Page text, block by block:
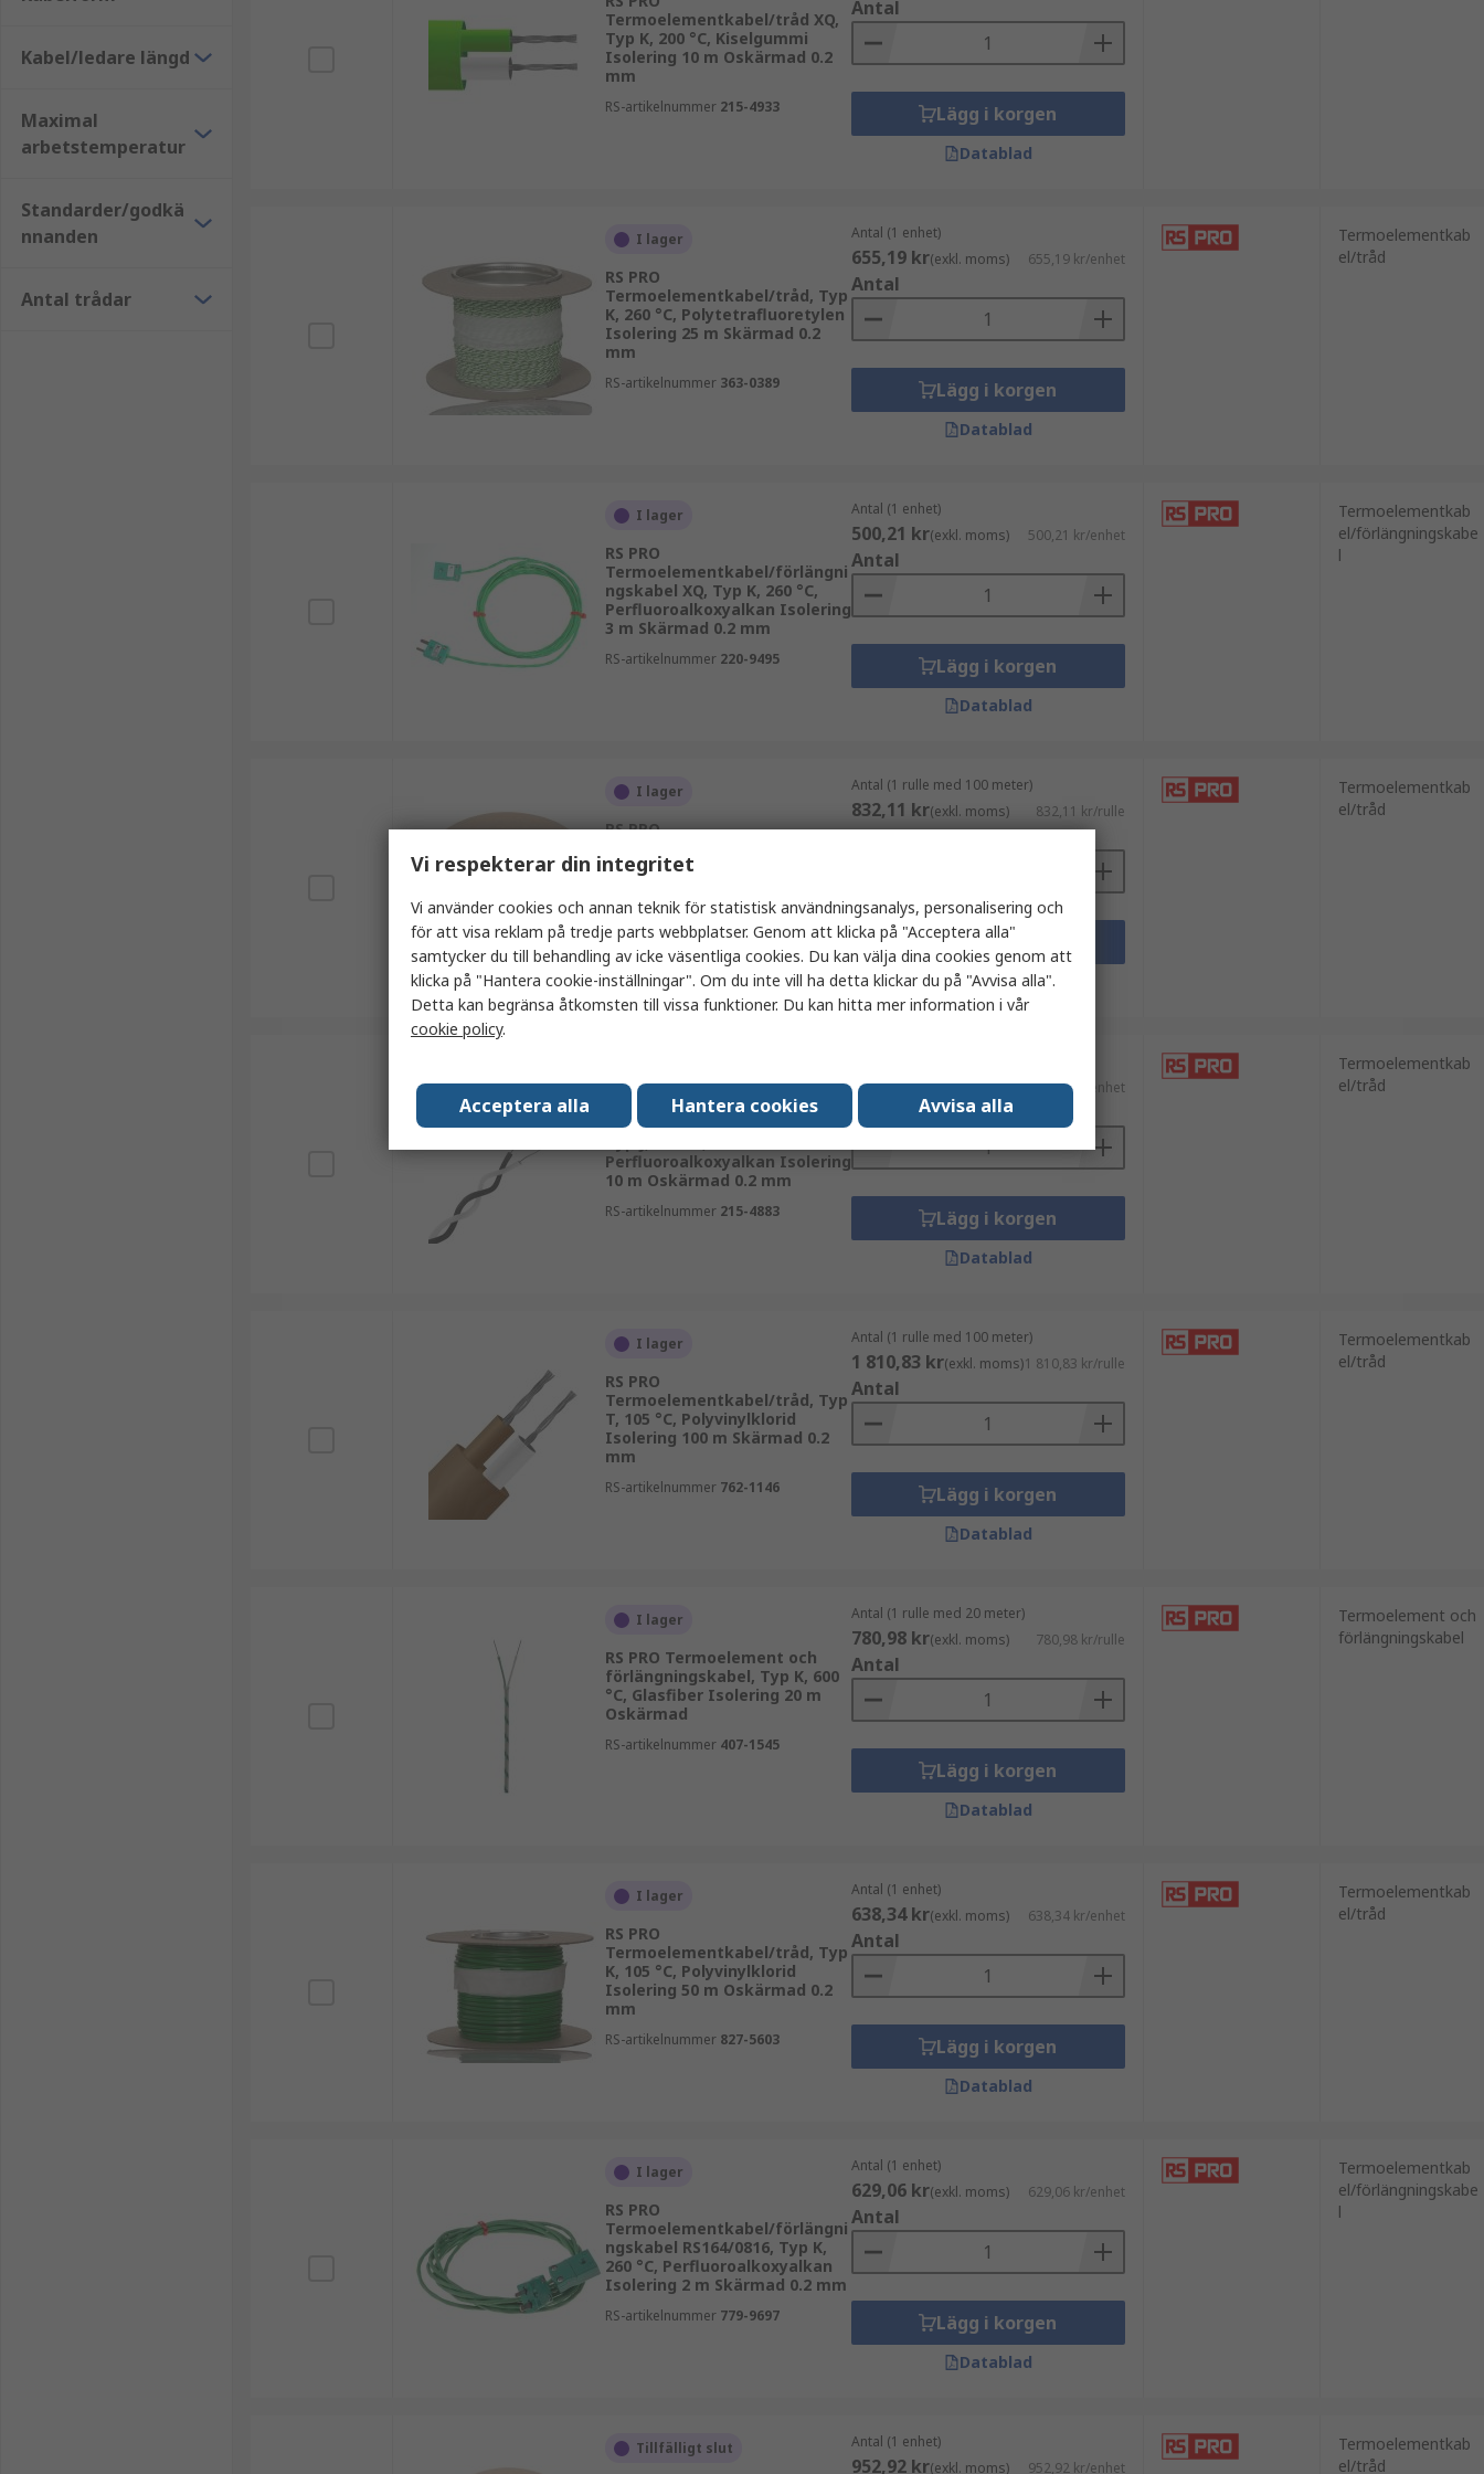
Termoelementförlängningskabel är effektiv för förlängningsändamål i termoelementtillämpningar, även om termoelementförlängningskabel inte kan
Bläddra genom vårt breda utbud av termoelementförlängningskabelerbjudanden och beställ idag för leverans nästa dag.
Kabel/ledare längd
Maximal
arbetstemperatur
Standarder/godkä
nnanden
Antal trådar
Termoelementkabel/tråd XQ,
Typ K, 200 °C, Kiselgummi
Isolering 10 m Oskärmad 0.2
mm
RS-artikelnummer 215-4933
Antal
Lägg i korgen
Datablad
I lager
RS PRO
Termoelementkabel/tråd, Typ
K, 260 °C, Polytetrafluoretylen
Isolering 25 m Skärmad 0.2
mm
RS-artikelnummer 363-0389
Antal (1 enhet)
655,19 kr(exkl. moms) 655,19 kr/enhet
Antal
Lägg i korgen
Datablad
Termoelementkab
el/tråd
I lager
RS PRO
Termoelementkabel/förlängni
ngskabel XQ, Typ K, 260 °C,
Perfluoroalkoxyalkan Isolering
3 m Skärmad 0.2 mm
RS-artikelnummer 220-9495
Antal (1 enhet)
500,21 kr(exkl. moms) 500,21 kr/enhet
Antal
Lägg i korgen
Datablad
Termoelementkab
el/förlängningskabe
l
I lager
RS PRO
T, 260 °C, Perfluoroalkoxyalkan
mm
RS-artikelnummer611-7952
Antal (1 rulle med 100 meter)
832,11 kr(exkl. moms) 832,11 kr/rulle
Antal
Lägg i korgen
Datablad
Termoelementkab
el/tråd
Termoelementkabel/tråd, Typ
Perfluoroalkoxyalkan Isolering
10 m Oskärmad 0.2 mm
RS-artikelnummer 215-4883
103,96 kr(exkl. moms) 103,96 kr/enhet
Lägg i korgen
Datablad
Termoelementkab
el/tråd
I lager
RS PRO
Termoelementkabel/tråd, Typ
T, 105 °C, Polyvinylklorid
Isolering 100 m Skärmad 0.2
mm
RS-artikelnummer 762-1146
Antal (1 rulle med 100 meter)
1 810,83 kr(exkl. moms)1 810,83 kr/rulle
Antal
Lägg i korgen
Datablad
Termoelementkab
el/tråd
I lager
RS PRO Termoelement och
förlängningskabel, Typ K, 600
°C, Glasfiber Isolering 20 m
Oskärmad
RS-artikelnummer 407-1545
Antal (1 rulle med 20 meter)
780,98 kr(exkl. moms) 780,98 kr/rulle
Antal
Lägg i korgen
Datablad
Termoelement och
förlängningskabel
I lager
RS PRO
Termoelementkabel/tråd, Typ
K, 105 °C, Polyvinylklorid
Isolering 50 m Oskärmad 0.2
mm
RS-artikelnummer 827-5603
Antal (1 enhet)
638,34 kr(exkl. moms) 638,34 kr/enhet
Antal
Lägg i korgen
Datablad
Termoelementkab
el/tråd
I lager
RS PRO
Termoelementkabel/förlängni
ngskabel RS164/0816, Typ K,
260 °C, Perfluoroalkoxyalkan
Isolering 2 m Skärmad 0.2 mm
RS-artikelnummer 779-9697
Antal (1 enhet)
629,06 kr(exkl. moms) 629,06 kr/enhet
Antal
Lägg i korgen
Datablad
Termoelementkab
el/förlängningskabe
l
Tillfälligt slut Antal (1 enhet)
952,92 kr(exkl. moms) 952,92 kr/enhet
Termoelementkab
el/tråd
Vi respekterar din integritet
Vi använder cookies och annan teknik för statistisk användningsanalys, personalisering och
för att visa reklam på tredje parts webbplatser. Genom att klicka på "Acceptera alla"
samtycker du till behandling av icke väsentliga cookies. Du kan välja dina cookies genom att
klicka på "Hantera cookie-inställningar". Om du inte vill ha detta klickar du på "Avvisa alla".
Detta kan begränsa åtkomsten till vissa funktioner. Du kan hitta mer information i vår
cookie policy.
Acceptera alla Hantera cookies Avvisa alla